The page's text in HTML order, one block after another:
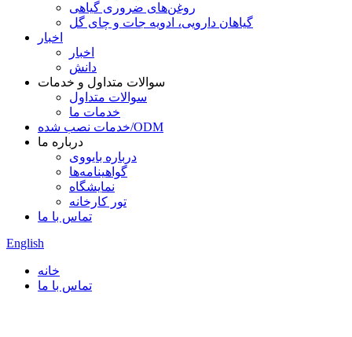
روغن‌های ضروری گیاهی
گیاهان دارویی، ادویه جات و چای گل
اخبار
اخبار
دانش
سوالات متداول و خدمات
سوالات متداول
خدمات ما
خدمات نصب شده/ODM
درباره ما
درباره بایووی
گواهینامه‌ها
نمایشگاه
تور کارخانه
تماس با ما
English
خانه
تماس با ما